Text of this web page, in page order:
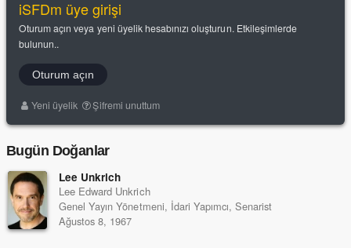
iSFDm üye girişi
Oturum açın veya yeni üyelik hesabınızı oluşturun. Etkileşimlerde
bulunun..
Oturum açın
Yeni üyelik Şifremi unuttum
Bugün Doğanlar
Lee Unkrich
Lee Edward Unkrich
Genel Yayın Yönetmeni, İdari Yapımcı, Senarist
Ağustos 8, 1967